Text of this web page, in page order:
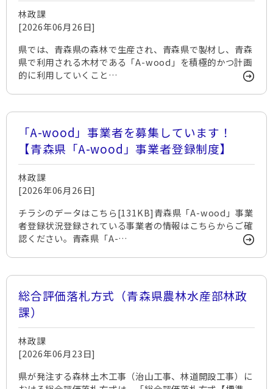
林政課
[2026年06月26日]
県では、青森県の森林で生産され、青森県で製材し、青森
県で利用される木材である「A-wood」を積極的かつ計画
的に利用していくこと…
「A-wood」事業者を募集しています！
【青森県「A-wood」事業者登録制度】
林政課
[2026年06月26日]
チラシのデータはこちら[131KB]青森県「A-wood」事業
者登録状況登録されている事業者の情報はこちらからご確
認ください。青森県「A-…
総合評価落札方式（青森県農林水産部林政
課）
林政課
[2026年06月23日]
県が発注する森林土木工事（治山工事、林道開設工事）に